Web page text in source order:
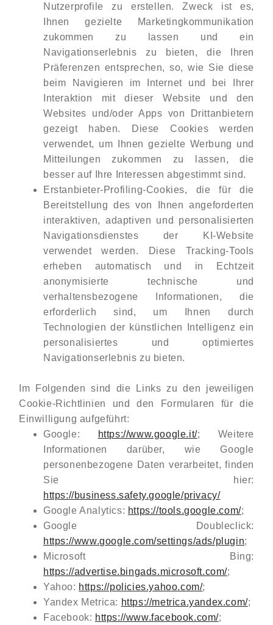
Nutzerprofile zu erstellen. Zweck ist es,
Ihnen gezielte Marketingkommunikation
zukommen zu lassen und ein
Navigationserlebnis zu bieten, die Ihren
Präferenzen entsprechen, so, wie Sie diese
beim Navigieren im Internet und bei Ihrer
Interaktion mit dieser Website und den
Websites und/oder Apps von Drittanbietern
gezeigt haben. Diese Cookies werden
verwendet, um Ihnen gezielte Werbung und
Mitteilungen zukommen zu lassen, die
besser auf Ihre Interessen abgestimmt sind.
Erstanbieter-Profiling-Cookies, die für die
Bereitstellung des von Ihnen angeforderten
interaktiven, adaptiven und personalisierten
Navigationsdienstes der KI-Website
verwendet werden. Diese Tracking-Tools
erheben automatisch und in Echtzeit
anonymisierte technische und
verhaltensbezogene Informationen, die
erforderlich sind, um Ihnen durch
Technologien der künstlichen Intelligenz ein
personalisiertes und optimiertes
Navigationserlebnis zu bieten.
Im Folgenden sind die Links zu den jeweiligen
Cookie-Richtlinien und den Formularen für die
Einwilligung aufgeführt:
Google:
https://www.google.it/; Weitere
Informationen darüber, wie Google
personenbezogene Daten verarbeitet, finden
Sie hier:
https://business.safety.google/privacy/
Google Analytics: https://tools.google.com/;
Google Doubleclick:
https://www.google.com/settings/ads/plugin;
Microsoft Bing:
https://advertise.bingads.microsoft.com/;
Yahoo: https://policies.yahoo.com/;
Yandex Metrica: https://metrica.yandex.com/;
Facebook: https://www.facebook.com/;